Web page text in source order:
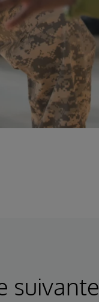
suivante